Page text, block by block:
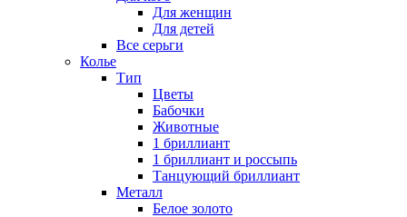
Для женщин
Для детей
Все серьги
Колье
Тип
Цветы
Бабочки
Животные
1 бриллиант
1 бриллиант и россыпь
Танцующий бриллиант
Металл
Белое золото